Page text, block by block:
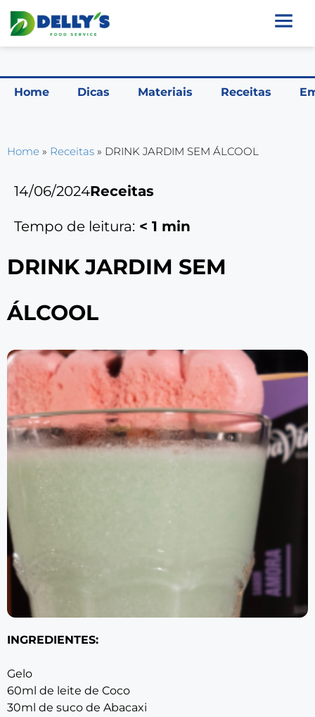
Home Dicas Materiais Receitas
Home » Receitas » DRINK JARDIM SEM ÁLCOOL
14/06/2024Receitas
Tempo de leitura: < 1 min
DRINK JARDIM SEM
ÁLCOOL
INGREDIENTES:
Gelo
60ml de leite de Coco
30ml de suco de Abacaxi